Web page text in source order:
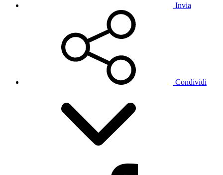
Invia
Condividi